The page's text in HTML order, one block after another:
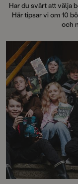
Har du svårt att välja
Här tipsar vi om 10
och